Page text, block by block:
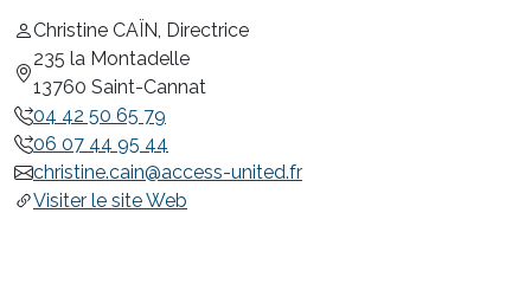
Christine CAÏN, Directrice
235 la Montadelle
13760 Saint-Cannat
04 42 50 65 79
06 07 44 95 44
christine.cain@access-united.fr
Visiter le site Web